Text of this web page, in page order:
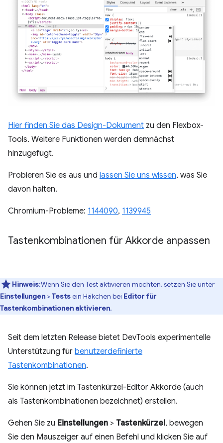
Hier finden Sie das Design-Dokument zu den Flexbox-
Tools. Weitere Funktionen werden demnächst
hinzugefügt.
Probieren Sie es aus und lassen Sie uns wissen, was Sie
davon halten.
Chromium-Probleme: 1144090, 1139945
Tastenkombinationen für Akkorde anpassen
Hinweis:Wenn Sie den Test aktivieren möchten, setzen Sie unter
Einstellungen >Testsein Häkchen bei Editor für
Tastenkombinationen aktivieren.
Seit dem letzten Release bietet DevTools experimentelle
Unterstützung für benutzerdefinierte
Tastenkombinationen.
Sie können jetzt im Tastenkürzel-Editor Akkorde (auch
als Tastenkombinationen bezeichnet) erstellen.
Gehen Sie zu Einstellungen > Tastenkürzel, bewegen
Sie den Mauszeiger auf einen Befehl und klicken Sie auf